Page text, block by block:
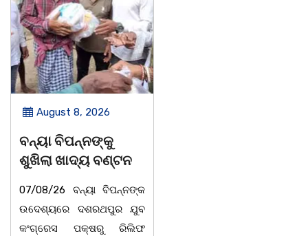
August 8, 2026
ବନ୍ୟା ବିପନ୍ନଙ୍କୁ
ଶୁଖିଲା ଖାଦ୍ୟ ବଣ୍ଟନ
07/08/26 ବନ୍ୟା ବିପନ୍ନଙ୍କ
ଉଦେଶ୍ୟରେ ଦଶରଥପୁର ଯୁବ
କଂଗ୍ରେସ ପକ୍ଷରୁ ରିଲିଫ